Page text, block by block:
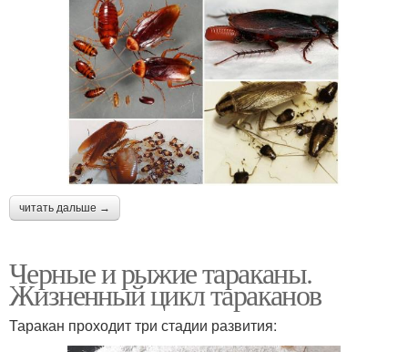
читать дальше →
Черные и рыжие тараканы.
Жизненный цикл тараканов
Таракан проходит три стадии развития: